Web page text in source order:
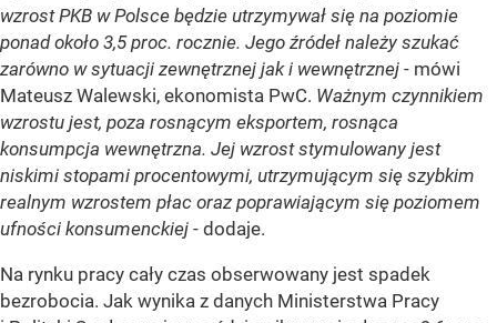
wzrost PKB w Polsce będzie utrzymywał się na poziomie
ponad około 3,5 proc. rocznie. Jego źródeł należy szukać
zarówno w sytuacji zewnętrznej jak i wewnętrznej - mówi
Mateusz Walewski, ekonomista PwC. Ważnym czynnikiem
wzrostu jest, poza rosnącym eksportem, rosnąca
konsumpcja wewnętrzna. Jej wzrost stymulowany jest
niskimi stopami procentowymi, utrzymującym się szybkim
realnym wzrostem płac oraz poprawiającym się poziomem
ufności konsumenckiej - dodaje.
Na rynku pracy cały czas obserwowany jest spadek
bezrobocia. Jak wynika z danych Ministerstwa Pracy